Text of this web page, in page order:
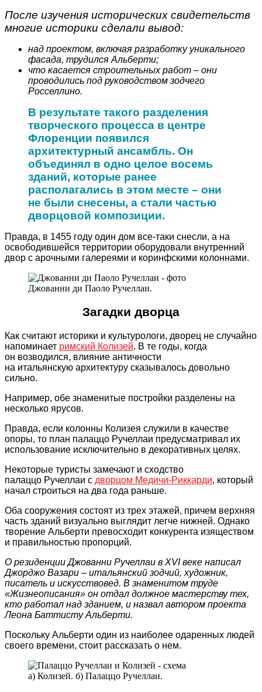
После изучения исторических свидетельств
многие историки сделали вывод:
над проектом, включая разработку уникального
фасада, трудился Альберти;
что касается строительных работ – они
проводились под руководством зодчего
Росселлино.
В результате такого разделения
творческого процесса в центре
Флоренции появился
архитектурный ансамбль. Он
объединял в одно целое восемь
зданий, которые ранее
располагались в этом месте – они
не были снесены, а стали частью
дворцовой композиции.
Правда, в 1455 году один дом все-таки снесли, а на
освободившейся территории оборудовали внутренний
двор с арочными галереями и коринфскими колоннами.
Джованни ди Паоло Ручеллаи.
Загадки дворца
Как считают историки и культурологи, дворец не случайно
напоминает римский Колизей. В те годы, когда
он возводился, влияние античности
на итальянскую архитектуру сказывалось довольно
сильно.
Например, обе знаменитые постройки разделены на
несколько ярусов.
Правда, если колонны Колизея служили в качестве
опоры, то план палаццо Ручеллаи предусматривал их
использование исключительно в декоративных целях.
Некоторые туристы замечают и сходство
палаццо Ручеллаи с дворцом Медичи-Риккарди, который
начал строиться на два года раньше.
Оба сооружения состоят из трех этажей, причем верхняя
часть зданий визуально выглядит легче нижней. Однако
творение Альберти превосходит конкурента изяществом
и правильностью пропорций.
О резиденции Джованни Ручеллаи в XVI веке написал
Джорджо Вазари – итальянский зодчий, художник,
писатель и искусствовед. В знаменитом труде
«Жизнеописания» он отдал должное мастерству тех,
кто работал над зданием, и назвал автором проекта
Леона Баттисту Альберти.
Поскольку Альберти один из наиболее одаренных людей
своего времени, стоит рассказать о нем.
а) Колизей. б) Палаццо Ручеллаи.